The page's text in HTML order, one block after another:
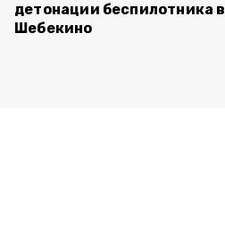
детонации беспилотника в
Шебекино